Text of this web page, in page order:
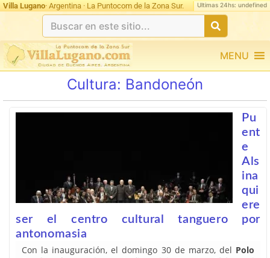
Villa Lugano· Argentina · La Puntocom de la Zona Sur. Ultimas 24hs: undefined
MENU
Cultura: Bandoneón
Pu
ent
e
Als
ina
qui
ere
ser el centro cultural tanguero por
antonomasia
Con la inauguración, el domingo 30 de marzo, del Polo